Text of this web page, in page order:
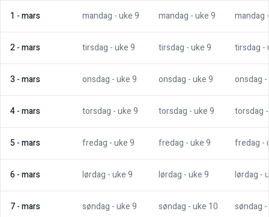
1 -mars mandag - uke9 mandag - uke9 mandag
2-mars tirsdag - uke9 tirsdag - uke9 tirsdag -
3 -mars onsdag - uke9 onsdag - uke9 onsdag
4-mars torsdag - uke9 torsdag - uke9 torsdag
5-mars fredag - uke9 fredag - uke9 fredag -
6-mars lørdag - uke9 lørdag - uke9 lørdag -
7-mars søndag - uke9 søndag - uke 10 søndag